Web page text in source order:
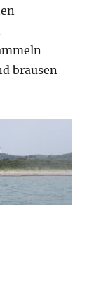
brausen